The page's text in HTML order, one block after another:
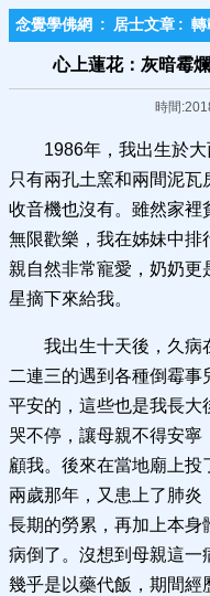
念覺學佛網 : 居士文章 : 轉
心上蓮花：灰暗霉
時間
1986年，我出生於
只有兩孔土窯和兩間泥
收音機也沒有。雖然家裡
無限歡樂，我在姊妹中排
親自然非常寵愛，奶奶更
星摘下來給我。
我出生十天後，久病
二連三的遇到各種倒霉事
平安的，這些也是我長大
哭不停，讓母親不得安寧
顧我。後來在當地廟上投
兩歲那年，又患上了肺炎
長期的勞累，再加上本身
病倒了。沒想到母親這一
幾乎是以藥代飯，期間經